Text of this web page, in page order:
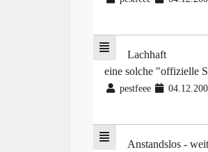
Lachhaft
eine solche "offizielle
pestfeee
Anstandslos -